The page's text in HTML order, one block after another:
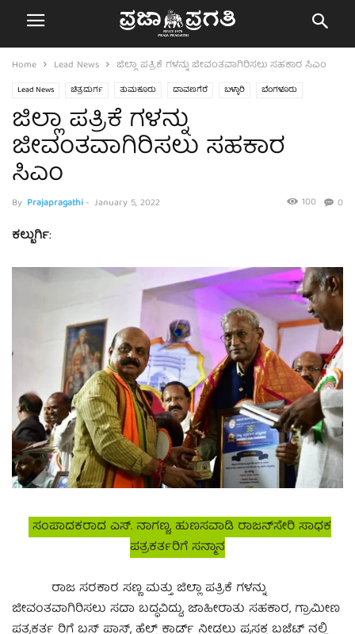
Home Lead News ಜಿಲ್ಲಾ ಪತ್ರಿಕೆ ಗಳನ್ನು ಜೀವಂತವಾಗಿರಿಸಲು ಸಹಕಾರ ಸಿಎಂ
Lead News ಚಿತ್ರದುರ್ಗ ತುಮಕೂರು ದಾವಣಗೆರೆ ಬಳ್ಳಾರಿ
ಬೆಂಗಳೂರು
ಹಾವೇರಿ
ಜಿಲ್ಲಾ ಪತ್ರಿಕೆ ಗಳನ್ನು
ಜೀವಂತವಾಗಿರಿಸಲು ಸಹಕಾರ
ಸಿಎಂ
By Prajapragathi- January 5, 2022 0
100
ಕಲ್ಬುರ್ಗಿ:
ಸಂಪಾದಕರಾದ ಎಸ್. ನಾಗಣ್ಣ, ಹುಣಸವಾಡಿ ರಾಜನ್‍ಸೇರಿ ಸಾಧಕ
ಪತ್ರಕರ್ತರಿಗೆ ಸನ್ಮಾನ
ರಾಜ ಸರಕಾರ ಸಣ್ಣ ಮತ್ತು ಜಿಲ್ಲಾ ಪತ್ರಿಕೆ ಗಳನ್ನು
ಜೀವಂತವಾಗಿರಿಸಲು ಸದಾ ಬದ್ಧವಿದ್ದು, ಜಾಹೀರಾತು ಸಹಕಾರ, ಗ್ರಾಮೀಣ